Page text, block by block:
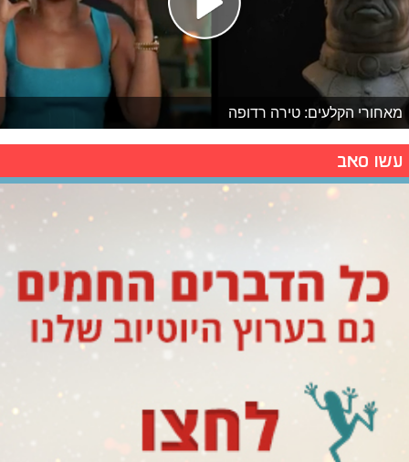
מאחורי הקלעים: טירה רדופה
עשו סאב